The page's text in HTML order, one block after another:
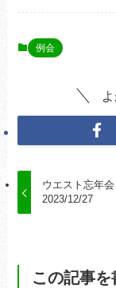
例会
ウエスト忘年
2023/12/27
この記事を